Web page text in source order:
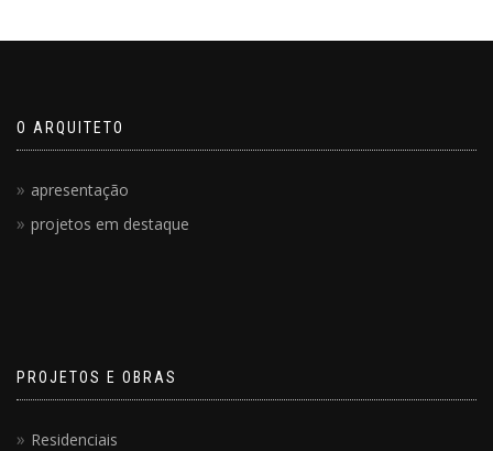
O ARQUITETO
apresentação
projetos em destaque
PROJETOS E OBRAS
Residenciais